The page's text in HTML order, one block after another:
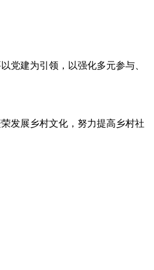
党建为引领，以强化多元参与、
发展乡村文化，努力提高乡村社